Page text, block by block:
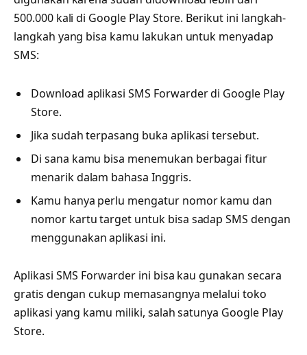
500.000 kali di Google Play Store. Berikut ini langkah-
langkah yang bisa kamu lakukan untuk menyadap
SMS:
Download aplikasi SMS Forwarder di Google Play
Store.
Jika sudah terpasang buka aplikasi tersebut.
Di sana kamu bisa menemukan berbagai fitur
menarik dalam bahasa Inggris.
Kamu hanya perlu mengatur nomor kamu dan
nomor kartu target untuk bisa sadap SMS dengan
menggunakan aplikasi ini.
Aplikasi SMS Forwarder ini bisa kau gunakan secara
gratis dengan cukup memasangnya melalui toko
aplikasi yang kamu miliki, salah satunya Google Play
Store.